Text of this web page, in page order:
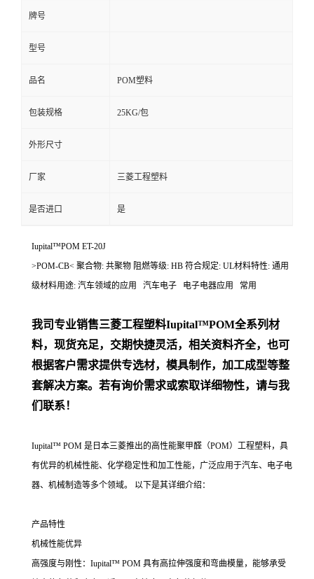
牌号
型号
品名 POM塑料
包装规格 25KG/包
外形尺寸
厂家 三菱工程塑料
是否进口 是
Iupital™POM ET-20J
>POM-CB< 聚合物: 共聚物 阻燃等级: HB 符合规定: UL材料特性: 通用
级材料用途: 汽车领域的应用 汽车电子 电子电器应用 常用
我司专业销售三菱工程塑料Iupital™POM全系列材
料，现货充足，交期快捷灵活，相关资料齐全，也可
根据客户需求提供专选材，模具制作，加工成型等整
套解决方案。若有询价需求或索取详细物性，请与我
们联系！
Iupital™ POM 是日本三菱推出的高性能聚甲醛（POM）工程塑料，具
有优异的机械性能、化学稳定性和加工性能，广泛应用于汽车、电子电
器、机械制造等多个领域。 以下是其详细介绍：
产品特性
机械性能优异
高强度与刚性：Iupital™ POM 具有高拉伸强度和弯曲模量，能够承受